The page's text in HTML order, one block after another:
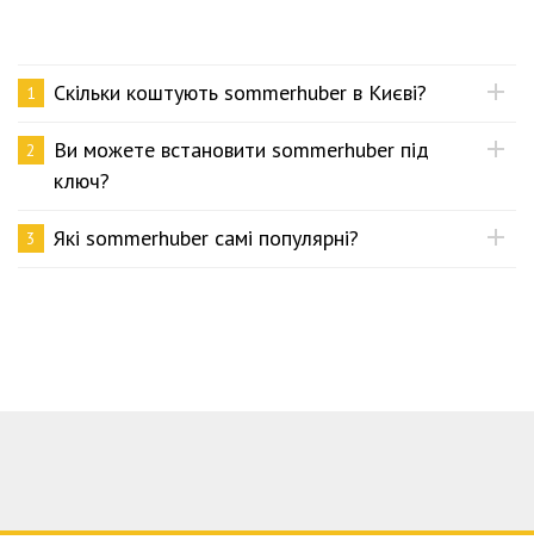
1 Скільки коштують sommerhuber в Києві?
2
Ви можете встановити sommerhuber під
ключ?
3 Які sommerhuber самі популярні?